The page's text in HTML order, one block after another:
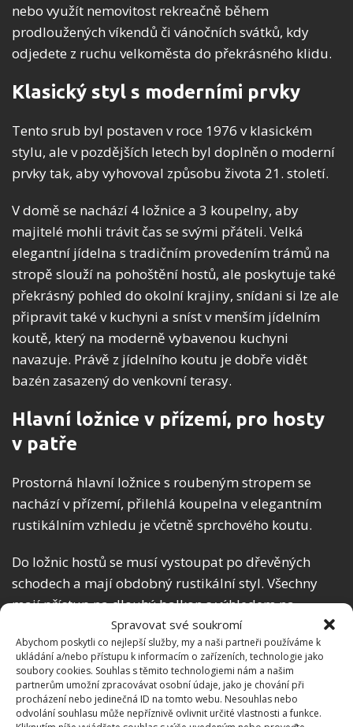
Spravovat své soukromí
Abychom poskytli co nejlepší služby, my a naši partneři používáme k
ukládání a/nebo přístupu k informacím o zařízeních, technologie jako
soubory cookies. Souhlas s těmito technologiemi nám a našim
partnerům umožní zpracovávat osobní údaje, jako je chování při
procházení nebo jedinečná ID na tomto webu. Nesouhlas nebo
odvolání souhlasu může nepříznivě ovlivnit určité vlastnosti a funkce.
nebo využít nemovitost rekreačně během
prodloužených víkendů či vánočních svátků, kdy
odjedete z ruchu velkoměsta do překrásného klidu.
Klasický styl s moderními prvky
Tento srub byl postaven v roce 1976 v klasickém
stylu, ale v pozdějších letech byl doplněn o moderní
prvky tak, aby vyhovoval způsobu života 21. století.
V domě se nachází 4 ložnice a 3 koupelny, aby
majitelé mohli trávit čas se svými přáteli. Velká
elegantní jídelna s tradičním provedením trámů na
stropě slouží na pohoštění hostů, ale poskytuje také
překrásný pohled do okolní krajiny, snídani si lze ale
připravit také v kuchyni a sníst v menším jídelním
koutě, který na moderně vybavenou kuchyni
navazuje. Právě z jídelního koutu je dobře vidět
bazén zasazený do venkovní terasy.
Hlavní ložnice v přízemí, pro hosty
v patře
Prostorná hlavní ložnice s roubeným stropem se
nachází v přízemí, přilehlá koupelna v elegantním
rustikálním vzhledu je včetně sprchového koutu.
Do ložnic hostů se musí vystoupat po dřevěných
schodech a mají obdobný rustikální styl. Všechny
mají přístup na dlouhý balkon s výhledem na
dvorek. V blízkosti ložnic je krásná koupelna s
keramickou sprchou.
Posezení v obývacím pokoji nebo v
herně